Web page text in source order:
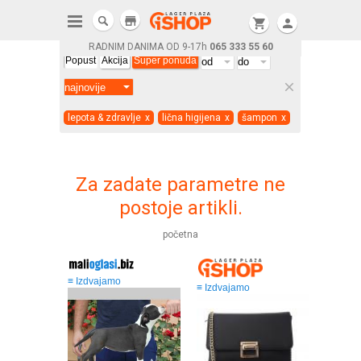
RADNIM DANIMA OD 9-17h 065 333 55 60
shopping_cart person
store
Popust Akcija Super ponuda
clear
lepota & zdravlje x lična higijena x šampon x
Za zadate parametre ne
postoje artikli.
početna